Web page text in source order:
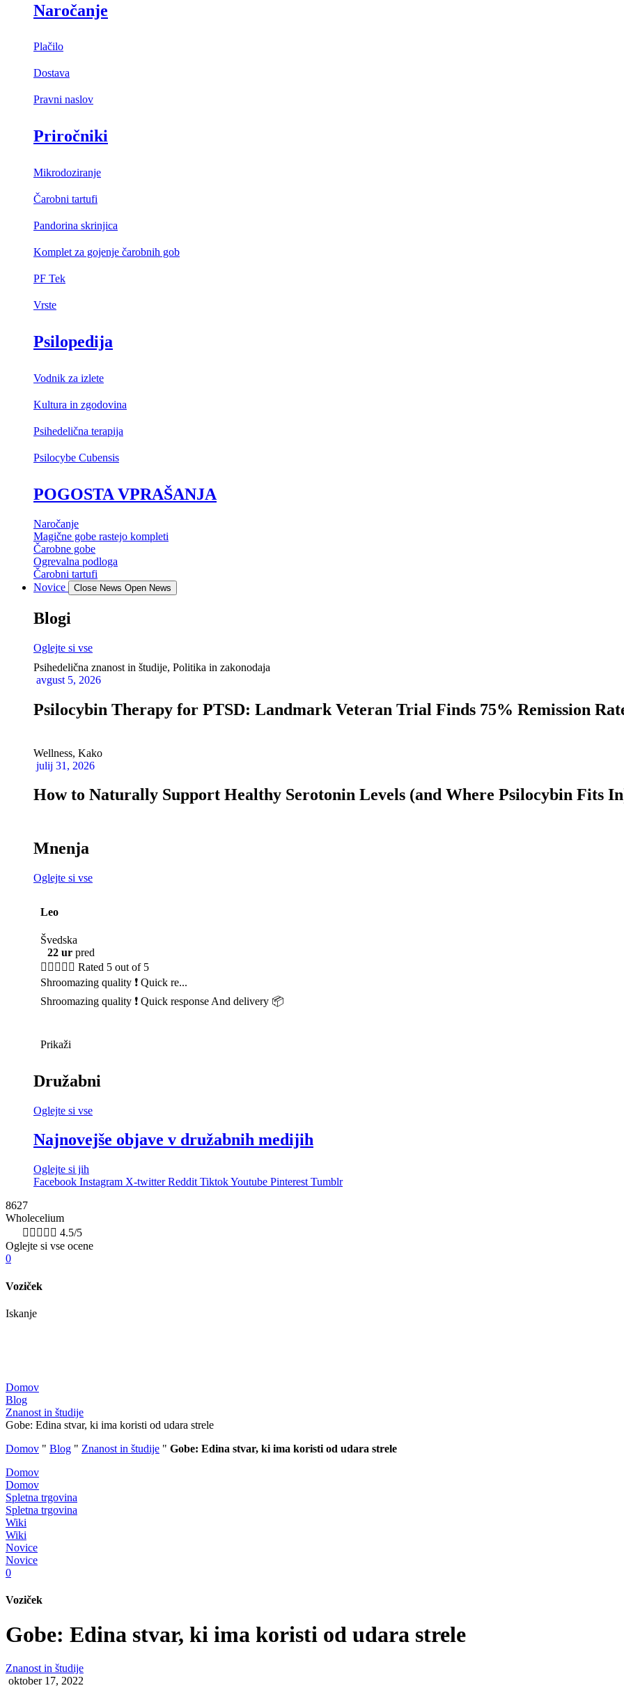
Naročanje
Plačilo
Dostava
Pravni naslov
Priročniki
Mikrodoziranje
Čarobni tartufi
Pandorina skrinjica
Komplet za gojenje čarobnih gob
PF Tek
Vrste
Psilopedija
Vodnik za izlete
Kultura in zgodovina
Psihedelična terapija
Psilocybe Cubensis
POGOSTA VPRAŠANJA
Naročanje
Magične gobe rastejo kompleti
Čarobne gobe
Ogrevalna podloga
Čarobni tartufi
Novice
Close News Open News
Blogi
Oglejte si vse
Psihedelična znanost in študije, Politika in zakonodaja
avgust 5, 2026
Psilocybin Therapy for PTSD: Landmark Veteran Trial Finds 75% Remission
Wellness, Kako
julij 31, 2026
How to Naturally Support Healthy Serotonin Levels (and Where Psilocybin Fits
Mnenja
Oglejte si vse
Leo
Švedska
22 ur pred
     Rated 5 out of 5
Shroomazing quality ❗️ Quick re...
Shroomazing quality ❗️ Quick response And delivery 📦
Prikaži
Družabni
Oglejte si vse
Najnovejše objave v družabnih medijih
Oglejte si jih
Facebook Instagram X-twitter Reddit TiktokYoutube Pinterest Tumblr
8627
Wholecelium
     4.5/5
Oglejte si vse ocene
0
Voziček
Iskanje
Domov
Blog
Znanost in študije
Gobe: Edina stvar, ki ima koristi od udara strele
Domov " Blog " Znanost in študije " Gobe: Edina stvar, ki ima koristi od udara strele
Domov
Domov
Spletna trgovina
Spletna trgovina
Wiki
Wiki
Novice
Novice
0
Voziček
Gobe: Edina stvar, ki ima koristi od udara strele
Znanost in študije
oktober 17, 2022